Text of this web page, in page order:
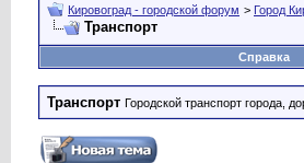
Кировоград - городской форум > Город
Транспорт
Справка
Транспорт Городской транспорт города,